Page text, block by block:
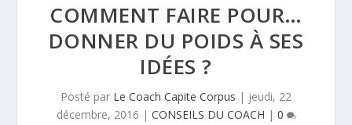
COMMENT FAIRE POUR…
DONNER DU POIDS À SES
IDÉES ?
Posté par Le Coach Capite Corpus | jeudi, 22
décembre, 2016 | CONSEILS DU COACH | 0